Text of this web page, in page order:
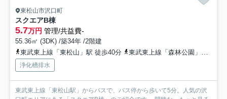
東松山市沢口町
スクエアB棟
5.7万円 管理/共益費-
55.36㎡ (3DK) /築34年 /2階建
東武東上線「東松山」駅 徒歩40分
東武東上線「森林公園」駅 徒歩54分
浄化槽排水
東武東上線「東松山駅」からバスで、バス停から歩いて5分。人気の沢